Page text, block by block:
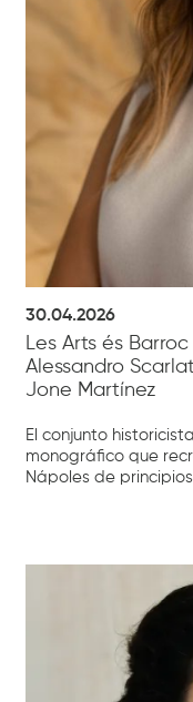
30.04.2026
Les Arts és
Alessandro
Jone Martínez
El conjunto
monográfico que
Nápoles de principios